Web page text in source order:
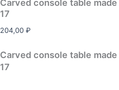
Carved console table
17
204,00 ₽
Carved console table
17